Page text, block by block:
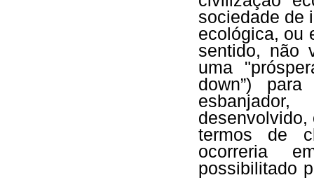
sociedade de
ecológica, ou
sentido, não
uma
down”)
esbanjador,
desenvolvido,
termos de
ocorreria
possibilitado